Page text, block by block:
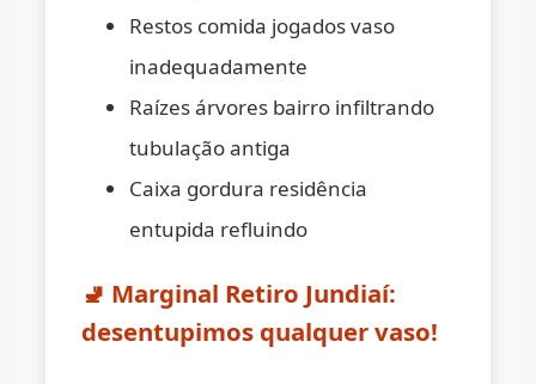
Restos comida jogados vaso
inadequadamente
Raízes árvores bairro infiltrando
tubulação antiga
Caixa gordura residência
entupida refluindo
🚽 Marginal Retiro Jundiaí:
desentupimos qualquer vaso!